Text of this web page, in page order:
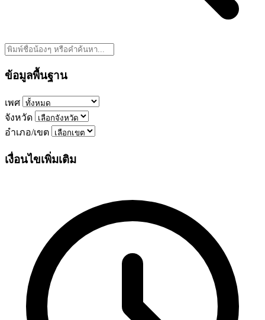
ข้อมูลพื้นฐาน
เพศ
จังหวัด
อำเภอ/เขต
เงื่อนไขเพิ่มเติม